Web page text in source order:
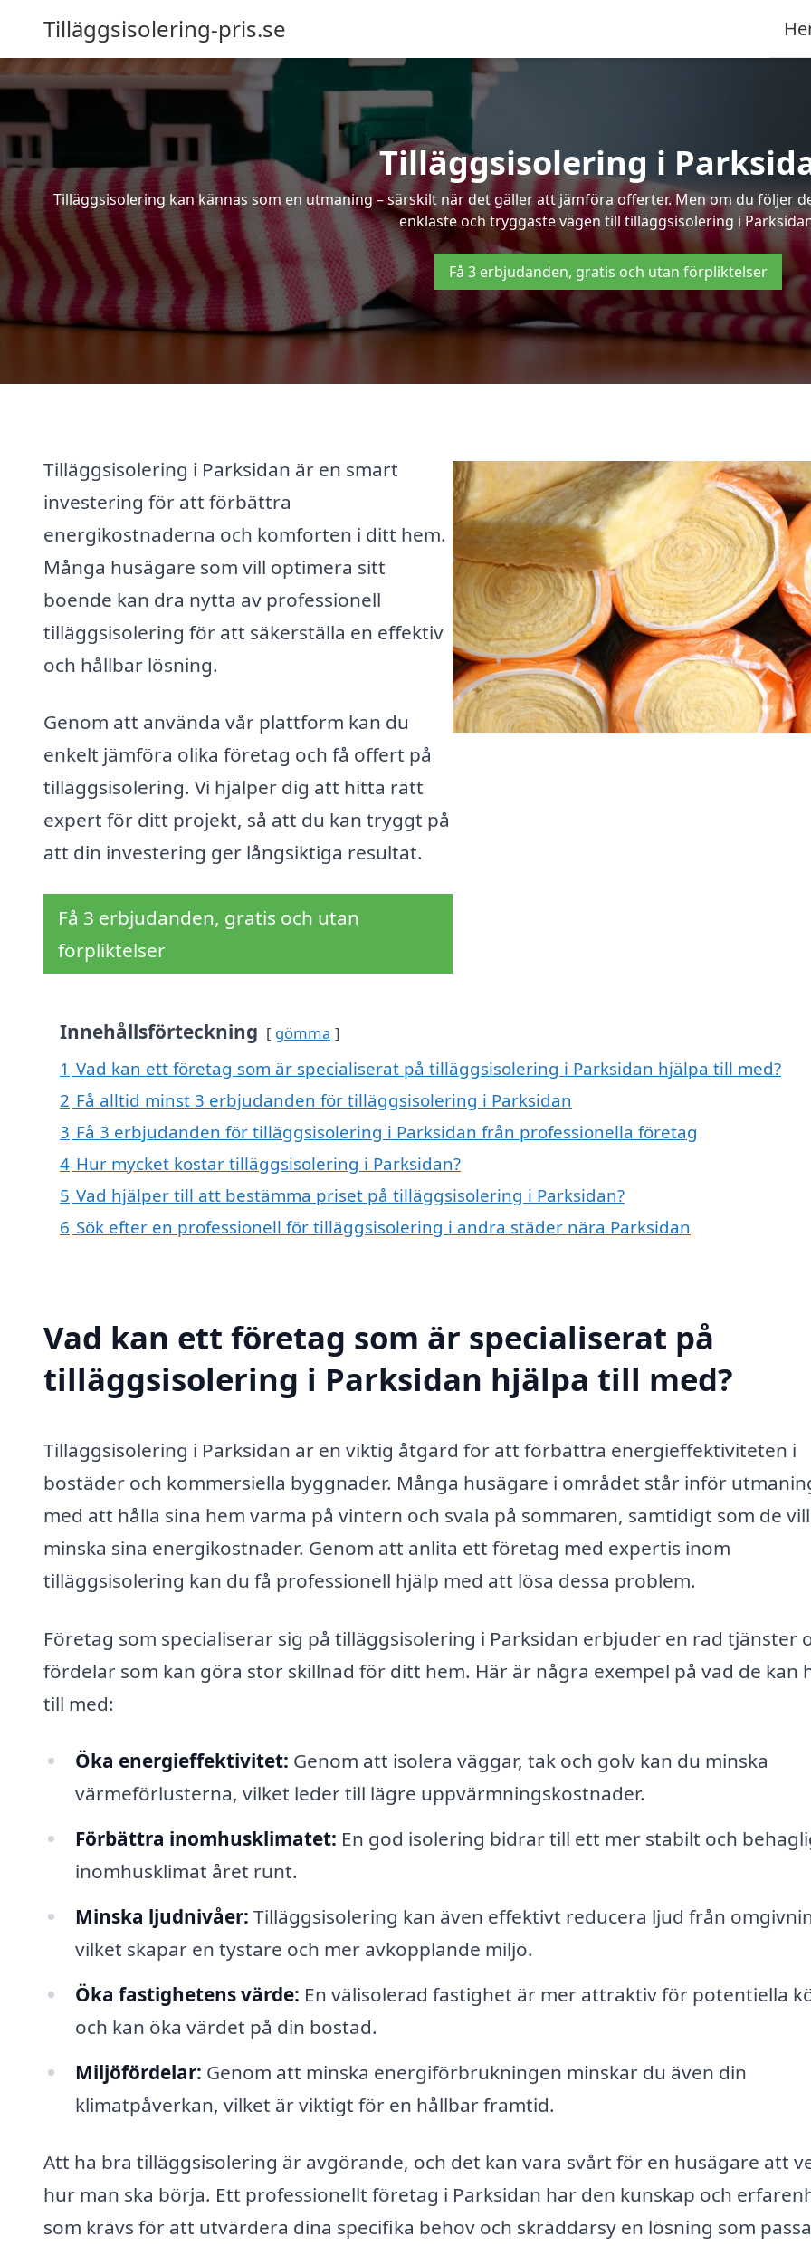
Tilläggsisolering-pris.se
Tilläggsisolering i
Tilläggsisolering kan kännas som en utmaning – särskilt när det gäller att jämföra offerter. Men om du följer
enklaste och tryggaste vägen till tilläggsisolering i
Få 3 erbjudanden, gratis och utan förpliktelser
Tilläggsisolering i Parksidan är en smart
investering för att förbättra
energikostnaderna och komforten i ditt hem.
Många husägare som vill optimera sitt
boende kan dra nytta av professionell
tilläggsisolering för att säkerställa en effektiv
och hållbar lösning.
Genom att använda vår plattform kan du
enkelt jämföra olika företag och få offert på
tilläggsisolering. Vi hjälper dig att hitta rätt
expert för ditt projekt, så att du kan tryggt på
att din investering ger långsiktiga resultat.
Få 3 erbjudanden, gratis och utan
förpliktelser
Innehållsförteckning gömma
1 Vad kan ett företag som är specialiserat på tilläggsisolering i Parksidan hjälpa till med?
2 Få alltid minst 3 erbjudanden för tilläggsisolering i Parksidan
3 Få 3 erbjudanden för tilläggsisolering i Parksidan från professionella företag
4 Hur mycket kostar tilläggsisolering i Parksidan?
5 Vad hjälper till att bestämma priset på tilläggsisolering i Parksidan?
6 Sök efter en professionell för tilläggsisolering i andra städer nära Parksidan
Vad kan ett företag som är specialiserat på
tilläggsisolering i Parksidan hjälpa till med?
Tilläggsisolering i Parksidan är en viktig åtgärd för att förbättra energieffektiviteten i
bostäder och kommersiella byggnader. Många husägare i området står inför
med att hålla sina hem varma på vintern och svala på sommaren, samtidigt som de vill
minska sina energikostnader. Genom att anlita ett företag med expertis inom
tilläggsisolering kan du få professionell hjälp med att lösa dessa problem.
Företag som specialiserar sig på tilläggsisolering i Parksidan erbjuder en rad tjänster
fördelar som kan göra stor skillnad för ditt hem. Här är några exempel på vad de kan
till med:
Öka energieffektivitet: Genom att isolera väggar, tak och golv kan du minska
värmeförlusterna, vilket leder till lägre uppvärmningskostnader.
Förbättra inomhusklimatet: En god isolering bidrar till ett mer stabilt och
inomhusklimat året runt.
Minska ljudnivåer: Tilläggsisolering kan även effektivt reducera ljud från
vilket skapar en tystare och mer avkopplande miljö.
Öka fastighetens värde: En välisolerad fastighet är mer attraktiv för potentiella
och kan öka värdet på din bostad.
Miljöfördelar: Genom att minska energiförbrukningen minskar du även din
klimatpåverkan, vilket är viktigt för en hållbar framtid.
Att ha bra tilläggsisolering är avgörande, och det kan vara svårt för en husägare att
hur man ska börja. Ett professionellt företag i Parksidan har den kunskap och
som krävs för att utvärdera dina specifika behov och skräddarsy en lösning som